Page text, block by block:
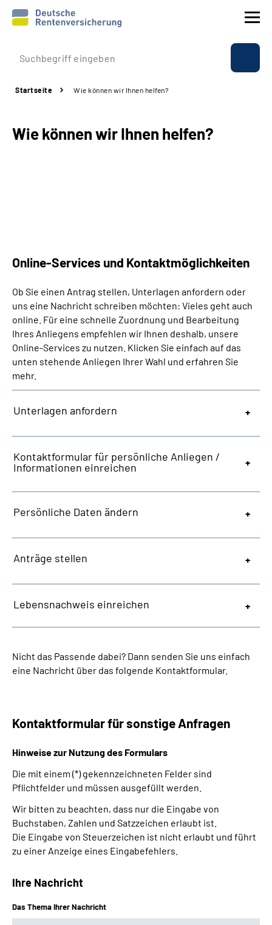
Prävention
Rente
Online-Services
Suche
Language
Inhalte in Gebärdensprache (DGS)
Mein Kundenportal
Startseite Wie können wir Ihnen helfen?
Wie können wir Ihnen helfen?
Online-Services und Kontaktmöglichkeiten
Ob Sie einen Antrag stellen, Unterlagen anfordern oder
uns eine Nachricht schreiben möchten: Vieles geht auch
online. Für eine schnelle Zuordnung und Bearbeitung
Ihres Anliegens empfehlen wir Ihnen deshalb, unsere
Online-Services zu nutzen. Klicken Sie einfach auf das
unten stehende Anliegen Ihrer Wahl und erfahren Sie
mehr.
Unterlagen anfordern
Kontaktformular für persönliche Anliegen /
Informationen einreichen
Persönliche Daten ändern
Anträge stellen
Lebensnachweis einreichen
Nicht das Passende dabei? Dann senden Sie uns einfach
eine Nachricht über das folgende Kontaktformular.
Kontaktformular für sonstige Anfragen
Hinweise zur Nutzung des Formulars
Die mit einem (*) gekennzeichneten Felder sind
Pflichtfelder und müssen ausgefüllt werden.
Wir bitten zu beachten, dass nur die Eingabe von
Buchstaben, Zahlen und Satzzeichen erlaubt ist.
Die Eingabe von Steuerzeichen ist nicht erlaubt und führt
zu einer Anzeige eines Eingabefehlers.
Ihre Nachricht
Das Thema Ihrer Nachricht